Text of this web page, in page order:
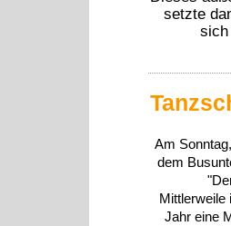
setzte
sich
Am
dem
Mittlerweile
Jahr eine